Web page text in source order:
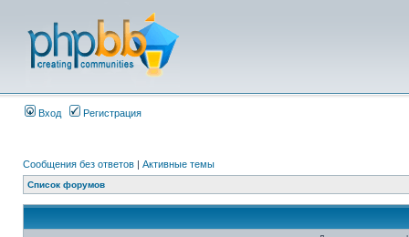
Вход Регистрация
Сообщения без ответов | Активные темы
Список форумов